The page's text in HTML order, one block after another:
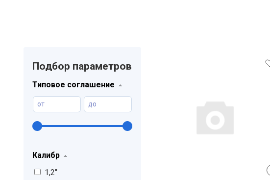
Подбор параметров
Типовое соглашение
от до
Калибр
1,2"